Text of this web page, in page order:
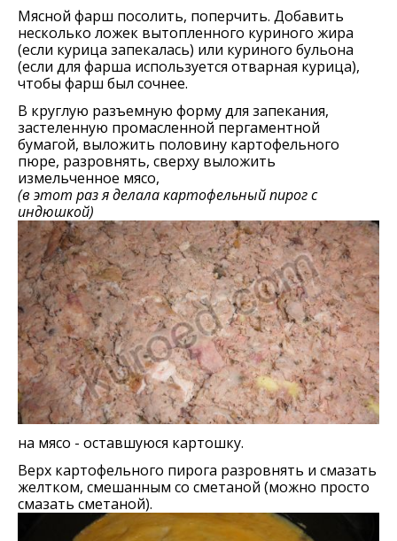
Мясной фарш посолить, поперчить. Добавить
несколько ложек вытопленного куриного жира
(если курица запекалась) или куриного бульона
(если для фарша используется отварная курица),
чтобы фарш был сочнее.
В круглую разъемную форму для запекания,
застеленную промасленной пергаментной
бумагой, выложить половину картофельного
пюре, разровнять, сверху выложить
измельченное мясо,
(в этот раз я делала картофельный пирог с
индюшкой)
на мясо - оставшуюся картошку.
Верх картофельного пирога разровнять и смазать
желтком, смешанным со сметаной (можно просто
смазать сметаной).